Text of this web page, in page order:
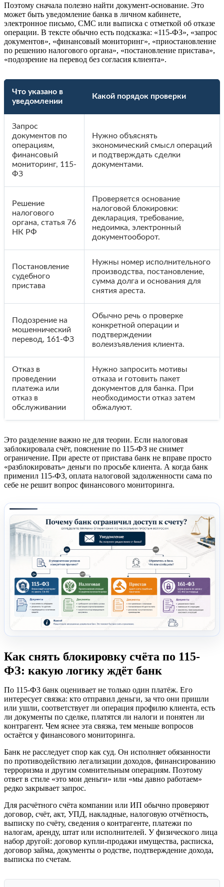
Поэтому сначала полезно найти документ-основание. Это
может быть уведомление банка в личном кабинете,
электронное письмо, СМС или выписка с отметкой об отказе
операции. В тексте обычно есть подсказка: «115-ФЗ», «запрос
документов», «финансовый мониторинг», «приостановление
по решению налогового органа», «постановление пристава»,
«подозрение на перевод без согласия клиента».
Что указано в
уведомлении
Какой порядок проверки
Запрос
документов по
операциям,
финансовый
мониторинг, 115-
ФЗ
Нужно объяснять
экономический смысл операций
и подтверждать сделки
документами.
Решение
налогового
органа, статья 76
НК РФ
Проверяется основание
налоговой блокировки:
декларация, требование,
недоимка, электронный
документооборот.
Постановление
судебного
пристава
Нужны номер исполнительного
производства, постановление,
сумма долга и основания для
снятия ареста.
Подозрение на
мошеннический
перевод, 161-ФЗ
Обычно речь о проверке
конкретной операции и
подтверждении
волеизъявления клиента.
Отказ в
проведении
платежа или
отказ в
обслуживании
Нужно запросить мотивы
отказа и готовить пакет
документов для банка. При
необходимости отказ затем
обжалуют.
Это разделение важно не для теории. Если налоговая
заблокировала счёт, пояснение по 115-ФЗ не снимет
ограничение. При аресте от пристава банк не вправе просто
«разблокировать» деньги по просьбе клиента. А когда банк
применил 115-ФЗ, оплата налоговой задолженности сама по
себе не решит вопрос финансового мониторинга.
Как снять блокировку счёта по 115-
ФЗ: какую логику ждёт банк
По 115-ФЗ банк оценивает не только один платёж. Его
интересует связка: кто отправил деньги, за что они пришли
или ушли, соответствует ли операция профилю клиента, есть
ли документы по сделке, платятся ли налоги и понятен ли
контрагент. Чем яснее эта связка, тем меньше вопросов
остаётся у финансового мониторинга.
Банк не расследует спор как суд. Он исполняет обязанности
по противодействию легализации доходов, финансированию
терроризма и другим сомнительным операциям. Поэтому
ответ в стиле «это мои деньги» или «мы давно работаем»
редко закрывает запрос.
Для расчётного счёта компании или ИП обычно проверяют
договор, счёт, акт, УПД, накладные, налоговую отчётность,
выписку по счёту, сведения о контрагенте, платежи по
налогам, аренду, штат или исполнителей. У физического лица
набор другой: договор купли-продажи имущества, расписка,
договор займа, документы о родстве, подтверждение дохода,
выписка по счетам.